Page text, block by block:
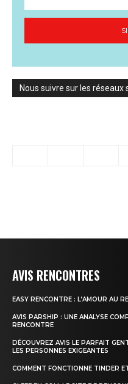
Nous suivre sur les réseaux
AVIS RENCONTRES
EASY RENCONTRE : L’AMOUR AU
AVIS PARSHIP : UNE ANALYSE
RENCONTRE
DÉCOUVREZ AVIS LE PARFAIT
LES PERSONNES EXIGEANTES
COMMENT FONCTIONNE TINDER